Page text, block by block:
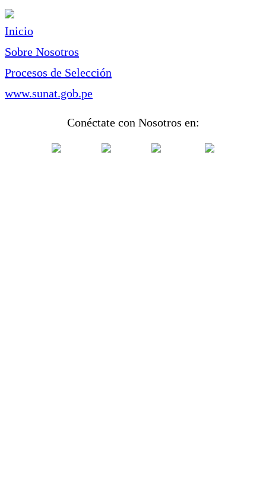
Inicio
Sobre Nosotros
Procesos de Selección
www.sunat.gob.pe
Conéctate con Nosotros en: